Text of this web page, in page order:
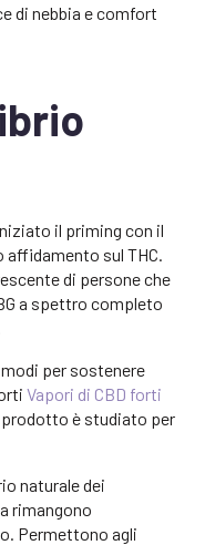
di nebbia e comfort
il priming con il
affidamento sul THC.
di persone che
a spettro completo
per sostenere
Vapori di CBD forti
prodotto è studiato per
naturale dei
rimangono
Permettono agli